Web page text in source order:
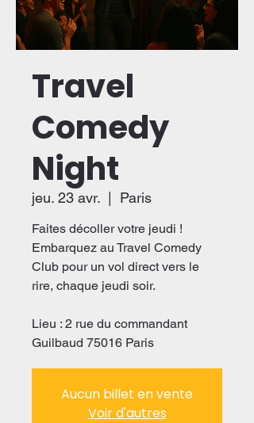
Travel
Comedy
Night
jeu. 23 avr.
  |
Paris
Faites décoller votre jeudi !
Embarquez au Travel Comedy
Club pour un vol direct vers le
rire, chaque jeudi soir.
Lieu : 2 rue du commandant
Guilbaud 75016 Paris
Aucun billet en vente
Voir d'autres